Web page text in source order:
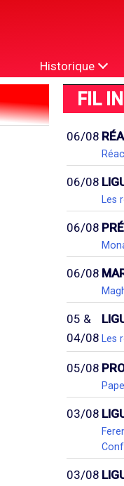
Historique
FIL
06/08
06/08
06/08
06/08
05 &
04/08 Les
05/08
03/08
03/08